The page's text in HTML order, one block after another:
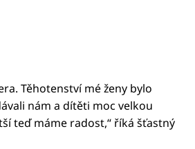
Těhotenství mé ženy bylo
nám a dítěti moc velkou
teď máme radost,“ říká šťastný